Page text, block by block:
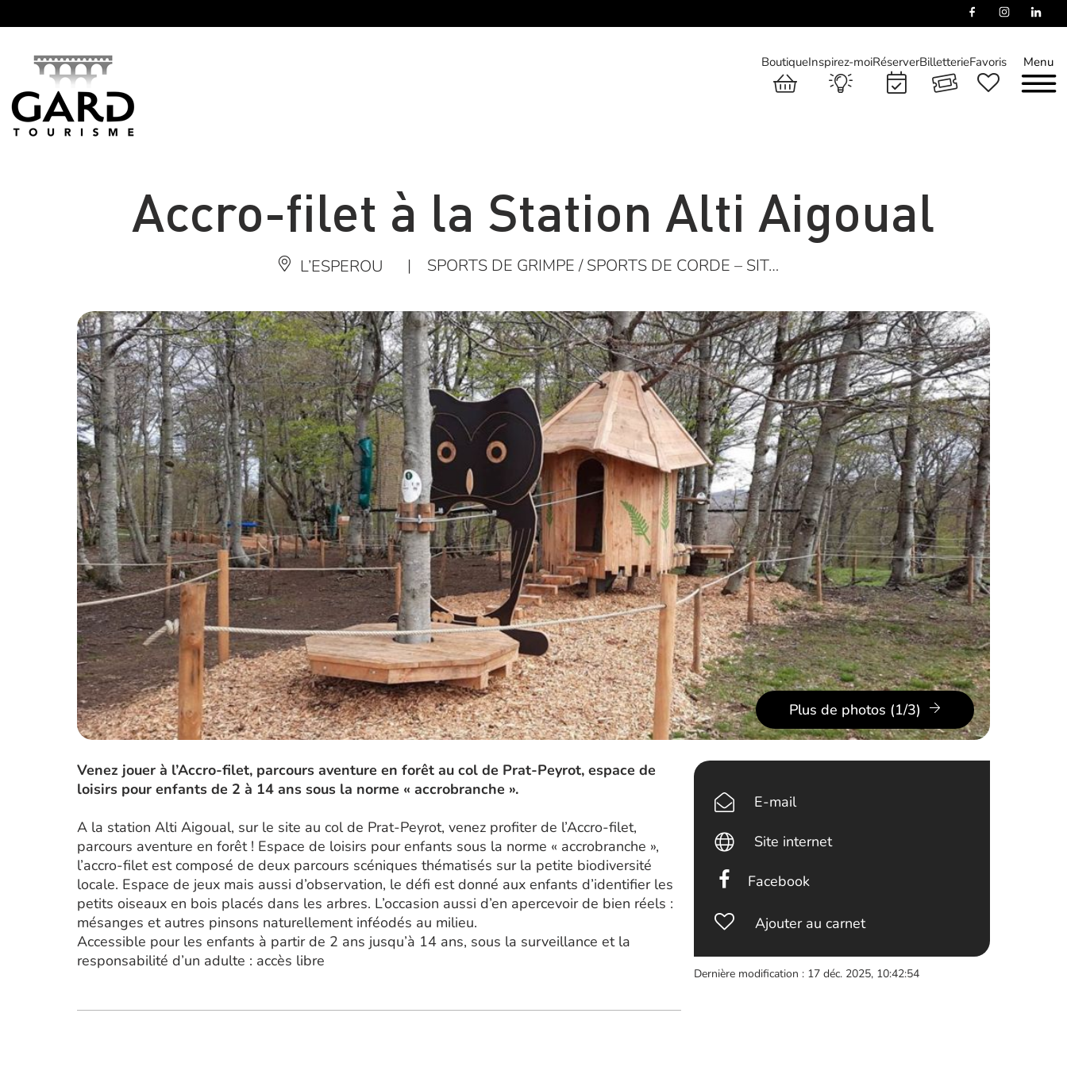
Menu
BoutiqueInspirez-moiRéserverBilletterieFavoris
Accro-filet à la Station Alti Aigoual
L’ESPEROU | SPORTS DE GRIMPE / SPORTS DE CORDE – SIT…
Plus de photos (1/3)
Venez jouer à l’Accro-filet, parcours aventure en forêt au col de Prat-Peyrot, espace de
loisirs pour enfants de 2 à 14 ans sous la norme « accrobranche ».
A la station Alti Aigoual, sur le site au col de Prat-Peyrot, venez profiter de l’Accro-filet,
parcours aventure en forêt ! Espace de loisirs pour enfants sous la norme « accrobranche »,
l’accro-filet est composé de deux parcours scéniques thématisés sur la petite biodiversité
locale. Espace de jeux mais aussi d’observation, le défi est donné aux enfants d’identifier les
petits oiseaux en bois placés dans les arbres. L’occasion aussi d’en apercevoir de bien réels :
mésanges et autres pinsons naturellement inféodés au milieu.
Accessible pour les enfants à partir de 2 ans jusqu’à 14 ans, sous la surveillance et la
responsabilité d’un adulte : accès libre
E-mail
Site internet
Facebook
Ajouter au carnet
Dernière modification : 17 déc. 2025, 10:42:54